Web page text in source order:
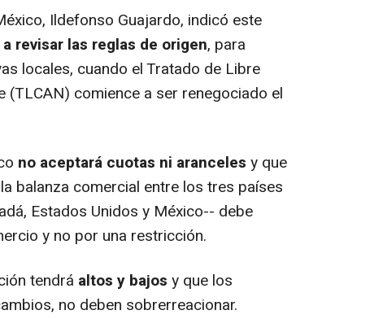
Ildefonso Guajardo, indicó este
revisar las reglas de origen, para
locales, cuando el Tratado de Libre
comience a ser renegociado el
no aceptará cuotas ni aranceles y que
balanza comercial entre los tres países
Estados Unidos y México-- debe
y no por una restricción.
tendrá altos y bajos y que los
no deben sobrerreacionar.